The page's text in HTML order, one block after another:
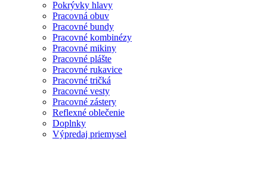
Pokrývky hlavy
Pracovná obuv
Pracovné bundy
Pracovné kombinézy
Pracovné mikiny
Pracovné plášte
Pracovné rukavice
Pracovné tričká
Pracovné vesty
Pracovné zástery
Reflexné oblečenie
Doplnky
Výpredaj priemysel